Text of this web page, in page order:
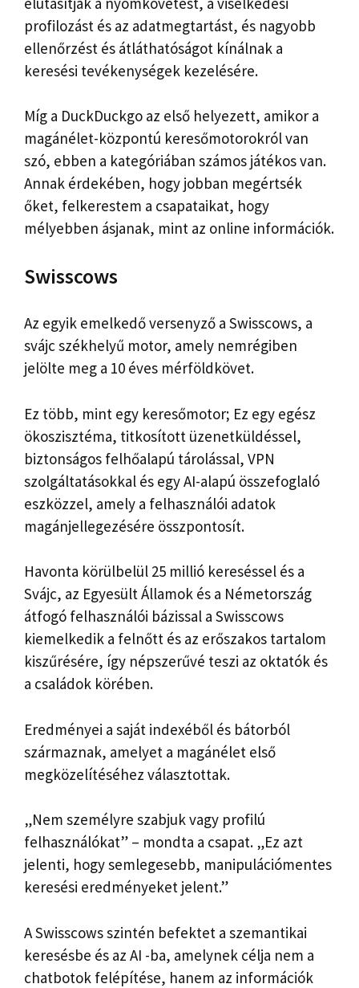
profilozást és az adatmegtartást, és nagyobb
ellenőrzést és átláthatóságot kínálnak a
keresési tevékenységek kezelésére.
Míg a DuckDuckgo az első helyezett, amikor a
magánélet-központú keresőmotorokról van
szó, ebben a kategóriában számos játékos van.
Annak érdekében, hogy jobban megértsék
őket, felkerestem a csapataikat, hogy
mélyebben ásjanak, mint az online információk.
Swisscows
Az egyik emelkedő versenyző a Swisscows, a
svájc székhelyű motor, amely nemrégiben
jelölte meg a 10 éves mérföldkövet.
Ez több, mint egy keresőmotor; Ez egy egész
ökoszisztéma, titkosított üzenetküldéssel,
biztonságos felhőalapú tárolással, VPN
szolgáltatásokkal és egy AI-alapú összefoglaló
eszközzel, amely a felhasználói adatok
magánjellegezésére összpontosít.
Havonta körülbelül 25 millió kereséssel és a
Svájc, az Egyesült Államok és a Németország
átfogó felhasználói bázissal a Swisscows
kiemelkedik a felnőtt és az erőszakos tartalom
kiszűrésére, így népszerűvé teszi az oktatók és
a családok körében.
Eredményei a saját indexéből és bátorból
származnak, amelyet a magánélet első
megközelítéséhez választottak.
„Nem személyre szabjuk vagy profilú
felhasználókat” – mondta a csapat. „Ez azt
jelenti, hogy semlegesebb, manipulációmentes
keresési eredményeket jelent.”
A Swisscows szintén befektet a szemantikai
keresésbe és az AI -ba, amelynek célja nem a
chatbotok felépítése, hanem az információk